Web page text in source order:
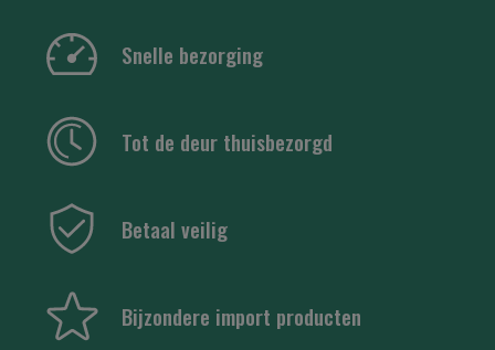
Snelle bezorging
Tot de deur thuisbezorgd
Betaal veilig
Bijzondere import producten